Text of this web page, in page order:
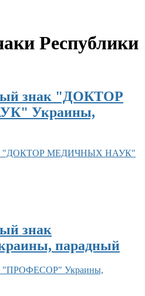
Республики
знак "ДОКТОР
Украины,
знак
парадный